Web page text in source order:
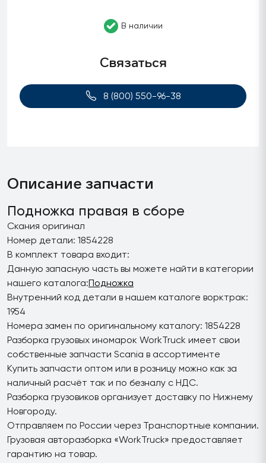
В наличии
Связаться
8 (800) 550-96-38
Описание запчасти
Подножка правая в сборе
Скания оригинал
Номер детали: 1854228
В комплект товара входит:
Данную запасную часть вы можете найти в категории
нашего каталога:Подножка
Внутренний код детали в нашем каталоге ворктрак:
1954
Номера замен по оригинальному каталогу: 1854228
Разборка грузовых иномарок WorkTruck имеет свои
собственные запчасти Scania в ассортименте
Купить запчасти оптом или в розницу можно как за
наличный расчёт так и по безналу с НДС.
Разборка грузовиков организует доставку по Нижнему
Новгороду.
Отправляем по России через Транспортные компании.
Грузовая авторазборка «WorkTruck» предоставляет
гарантию на товар.